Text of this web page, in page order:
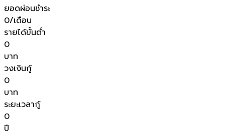
ยอดผ่อนชำระ
0/เดือน
รายได้ขั้นต่ำ
0
บาท
วงเงินกู้
0
บาท
ระยะเวลากู้
0
ปี